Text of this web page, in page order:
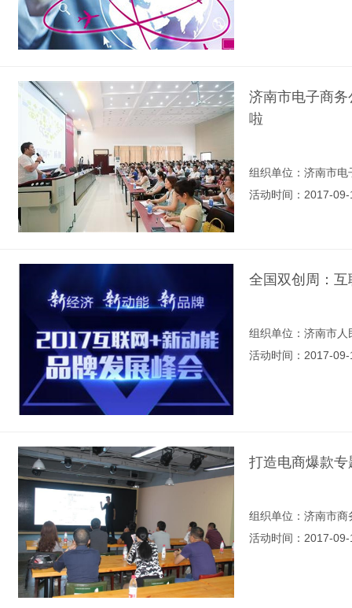
济南市电子商
啦
组织单位：济南市
活动时间：2017-09-
全国双创周：
组织单位：济南市人
活动时间：2017-09-
打造电商爆款专
组织单位：济南市商
活动时间：2017-09-